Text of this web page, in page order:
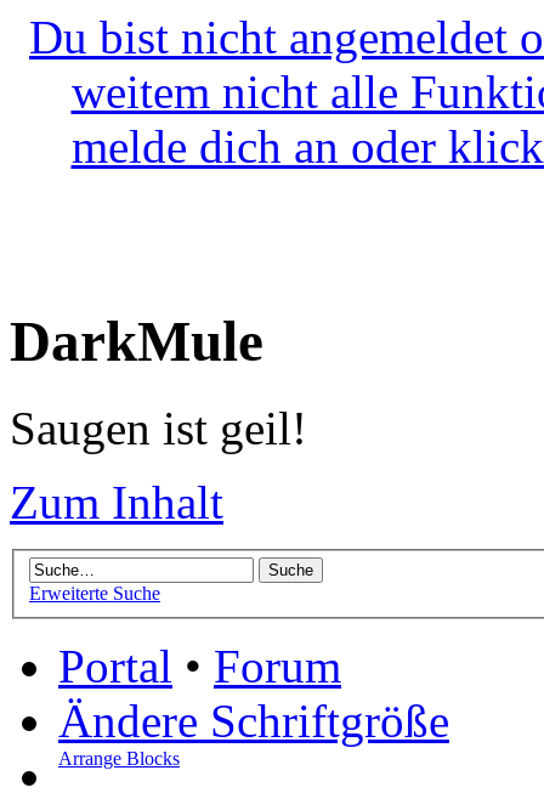
Du bist nicht angemeldet
weitem nicht alle
melde dich an oder
DarkMule
Saugen ist geil!
Zum Inhalt
Erweiterte Suche
Portal • Forum
Ändere Schriftgröße
Arrange Blocks